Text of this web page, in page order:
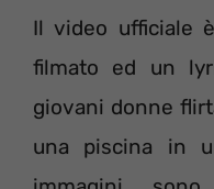
Il video ufficiale
filmato ed un
giovani donne
una piscina in